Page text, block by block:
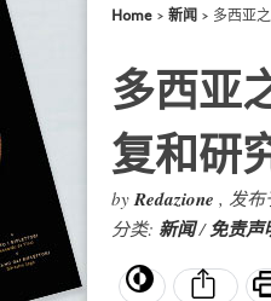
Home 新闻 多西亚
多西亚
复和研
byRedazione , 发布
分类: 新闻/免责声